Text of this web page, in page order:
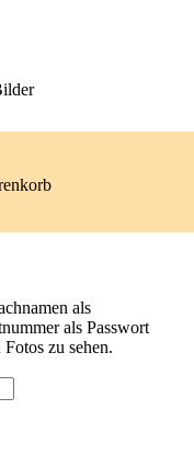
als
als Passwort
zu sehen.